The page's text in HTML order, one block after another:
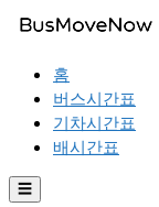
홈
버스시간표
기차시간표
배시간표
☰